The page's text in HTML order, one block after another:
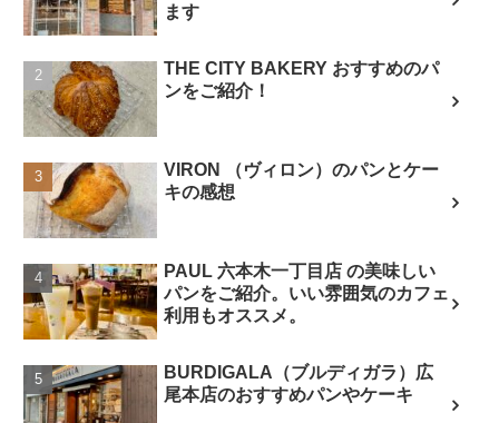
ます
THE CITY BAKERY おすすめのパ
ンをご紹介！
VIRON （ヴィロン）のパンとケー
キの感想
PAUL 六本木一丁目店 の美味しい
パンをご紹介。いい雰囲気のカフェ
利用もオススメ。
BURDIGALA（ブルディガラ）広
尾本店のおすすめパンやケーキ